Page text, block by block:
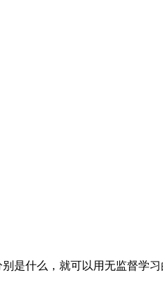
什么，就可以用无监督学